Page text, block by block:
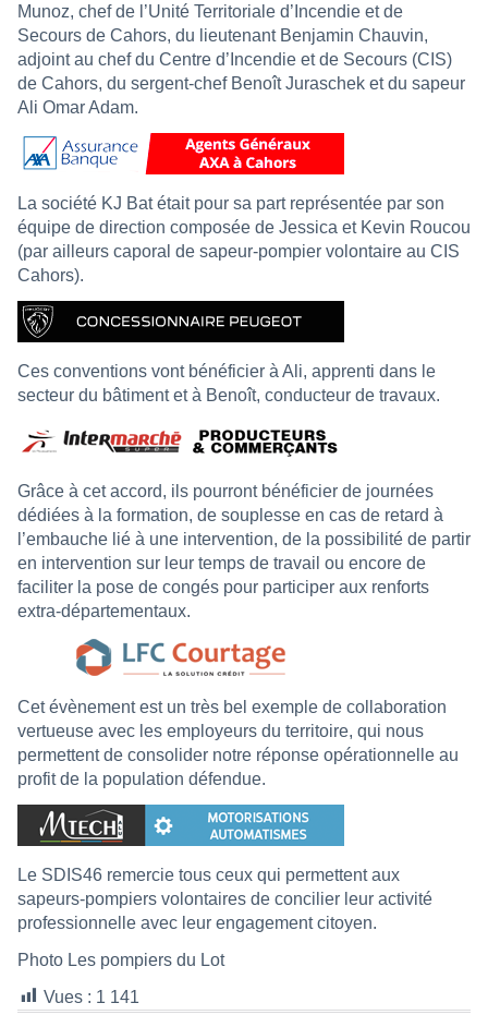
Munoz, chef de l’Unité Territoriale d’Incendie et de
Secours de Cahors, du lieutenant Benjamin Chauvin,
adjoint au chef du Centre d’Incendie et de Secours (CIS)
de Cahors, du sergent-chef Benoît Juraschek et du sapeur
Ali Omar Adam.
La société KJ Bat était pour sa part représentée par son
équipe de direction composée de Jessica et Kevin Roucou
(par ailleurs caporal de sapeur-pompier volontaire au CIS
Cahors).
Ces conventions vont bénéficier à Ali, apprenti dans le
secteur du bâtiment et à Benoît, conducteur de travaux.
Grâce à cet accord, ils pourront bénéficier de journées
dédiées à la formation, de souplesse en cas de retard à
l’embauche lié à une intervention, de la possibilité de partir
en intervention sur leur temps de travail ou encore de
faciliter la pose de congés pour participer aux renforts
extra-départementaux.
Cet évènement est un très bel exemple de collaboration
vertueuse avec les employeurs du territoire, qui nous
permettent de consolider notre réponse opérationnelle au
profit de la population défendue.
Le SDIS46 remercie tous ceux qui permettent aux
sapeurs-pompiers volontaires de concilier leur activité
professionnelle avec leur engagement citoyen.
Photo Les pompiers du Lot
Vues : 1 141